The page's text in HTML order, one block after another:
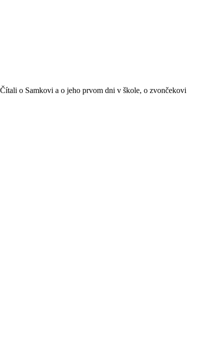
o Samkovi a o jeho prvom dni v škole, o zvončekovi